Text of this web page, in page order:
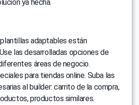
ya hecha.
adaptables están
las desarrolladas opciones de
áreas de negocio.
para tiendas online. Suba las
al builder: carrito de la compra,
productos similares.